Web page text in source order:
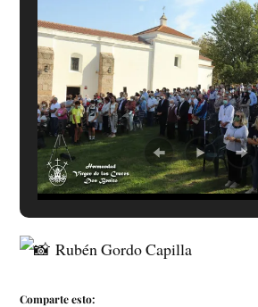
Rubén Gordo Capilla
Comparte esto: